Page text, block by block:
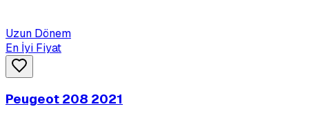
Uzun Dönem
En İyi Fiyat
Peugeot 208 2021